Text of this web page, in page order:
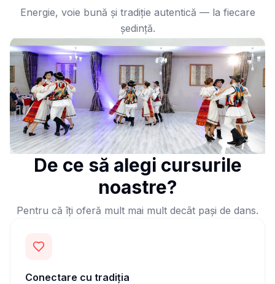
Energie, voie bună și tradiție autentică — la fiecare
ședință.
De ce să alegi cursurile
noastre?
Pentru că îți oferă mult mai mult decât pași de dans.
Conectare cu tradiția